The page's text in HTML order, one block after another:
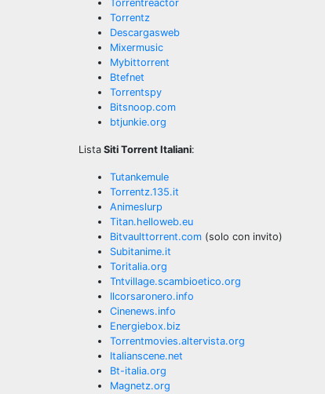
Torrentreactor
Torrentz
Descargasweb
Mixermusic
Mybittorrent
Btefnet
Torrentspy
Bitsnoop.com
btjunkie.org
Lista Siti Torrent Italiani:
Tutankemule
Torrentz.135.it
Animeslurp
Titan.helloweb.eu
Bitvaulttorrent.com (solo con invito)
Subitanime.it
Toritalia.org
Tntvillage.scambioetico.org
Ilcorsaronero.info
Cinenews.info
Energiebox.biz
Torrentmovies.altervista.org
Italianscene.net
Bt-italia.org
Magnetz.org